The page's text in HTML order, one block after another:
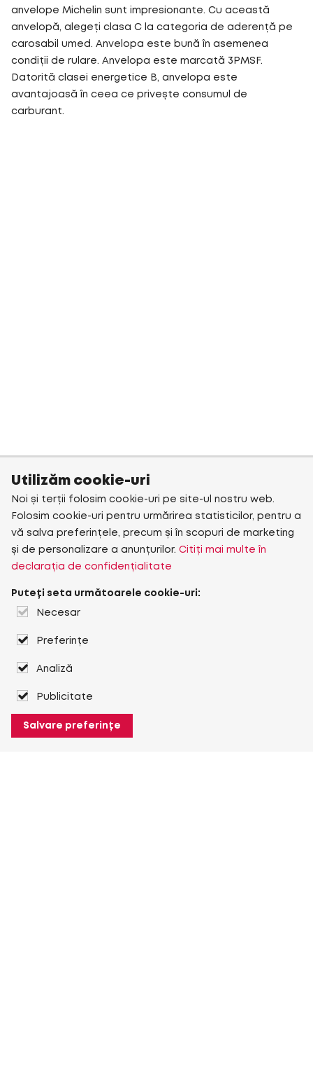
anvelope Michelin sunt impresionante. Cu această
anvelopă, alegeți clasa C la categoria de aderență pe
carosabil umed. Anvelopa este bună în asemenea
condiții de rulare. Anvelopa este marcată 3PMSF.
Datorită clasei energetice B, anvelopa este
avantajoasă în ceea ce privește consumul de
carburant.
Utilizăm cookie-uri
Noi și terții folosim cookie-uri pe site-ul nostru web.
Folosim cookie-uri pentru urmărirea statisticilor, pentru a
vă salva preferințele, precum și în scopuri de marketing
și de personalizare a anunțurilor. Citiți mai multe în
declarația de confidențialitate
Puteți seta următoarele cookie-uri:
Necesar
Preferințe
Analiză
Publicitate
Salvare preferințe